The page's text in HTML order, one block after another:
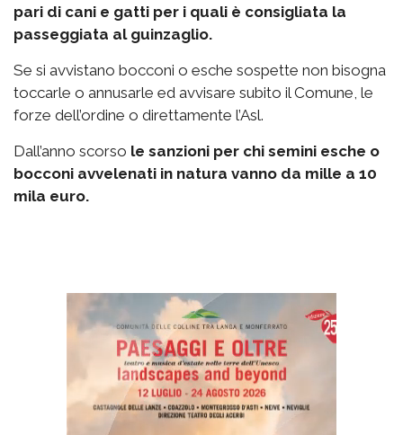
pari di cani e gatti per i quali è consigliata la
passeggiata al guinzaglio.
Se si avvistano bocconi o esche sospette non bisogna
toccarle o annusarle ed avvisare subito il Comune, le
forze dell’ordine o direttamente l’Asl.
Dall’anno scorso le sanzioni per chi semini esche o
bocconi avvelenati in natura vanno da mille a 10
mila euro.